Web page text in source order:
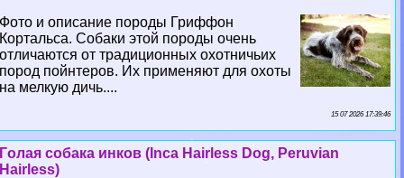
Фото и описание породы Гриффон
Кортальса. Собаки этой породы очень
отличаются от традиционных охотничьих
пород пойнтеров. Их применяют для охоты
на мелкую дичь....
15 07 2026 17:39:46
Гoлая собака инков (Inca Hairless Dog, Peruvian
Hairless)